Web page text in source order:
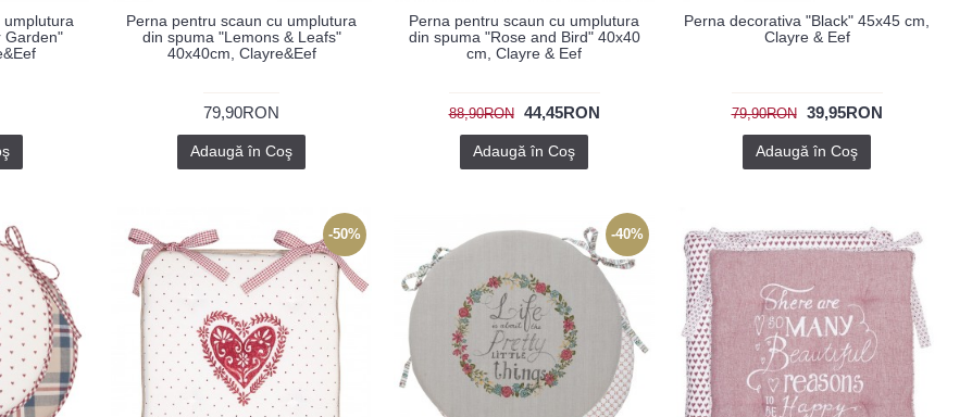
umplutura
Garden"
Perna pentru scaun cu umplutura
din spuma "Lemons & Leafs"
40x40cm, Clayre&Eef
79,90RON
Adaugă în Coş
Perna pentru scaun cu umplutura
din spuma "Rose and Bird" 40x40
cm, Clayre & Eef
88,90RON 44,45RON
Adaugă în Coş
Perna decorativa "Black" 45x45 cm,
Clayre & Eef
79,90RON 39,95RON
Adaugă în Coş
-50% -40%